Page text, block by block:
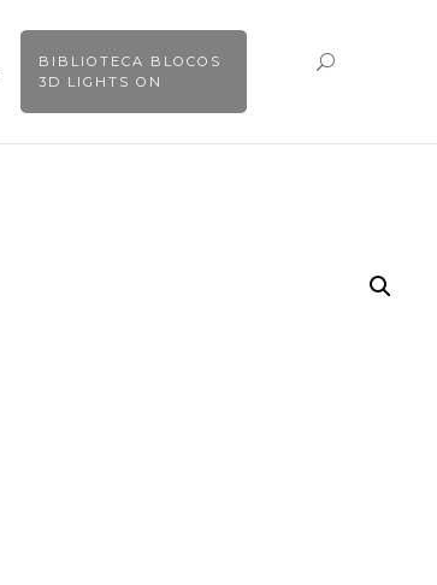
BIBLIOTECA BLOCOS
3D LIGHTS ON